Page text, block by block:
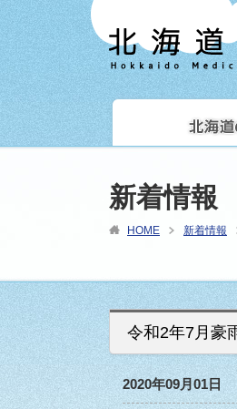
新着情報
HOME 新着情報
令和2年7月豪
2020年09月01日